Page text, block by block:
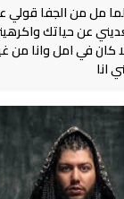
مل من الجفا قولي
عن حياتك
كان في امل وانا من
انا